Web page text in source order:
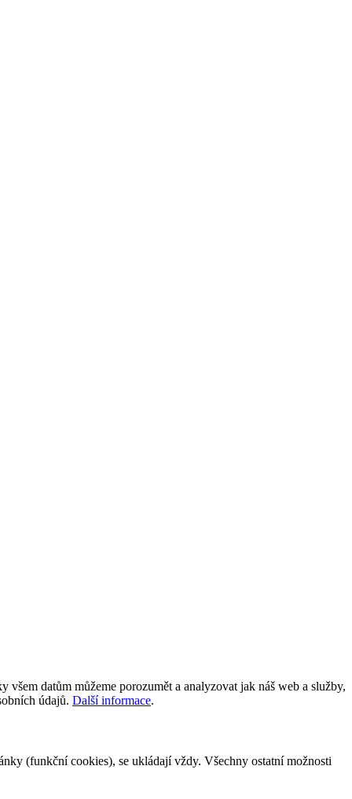
datům můžeme porozumět a analyzovat jak náš web a služby,
údajů. Další informace.
(funkční cookies), se ukládají vždy. Všechny ostatní možnosti